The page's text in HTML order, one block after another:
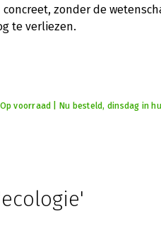
zonder de
te verliezen.
Op voorraad | Nu besteld, dinsdag in